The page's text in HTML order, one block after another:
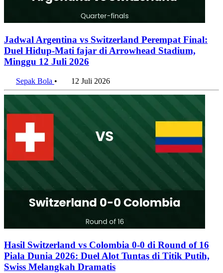
Jadwal Argentina vs Switzerland Perempat Final:
Duel Hidup-Mati fajar di Arrowhead Stadium,
Minggu 12 Juli 2026
Sepak Bola • 12 Juli 2026
Hasil Switzerland vs Colombia 0-0 di Round of 16
Piala Dunia 2026: Duel Alot Tuntas di Titik Putih,
Swiss Melangkah Dramatis